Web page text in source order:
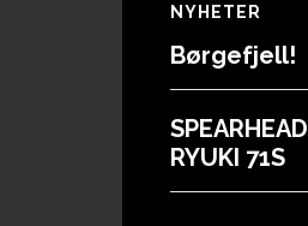
Footer
NYHETER
Børgefjell!
SPEARHEAD
RYUKI 71S